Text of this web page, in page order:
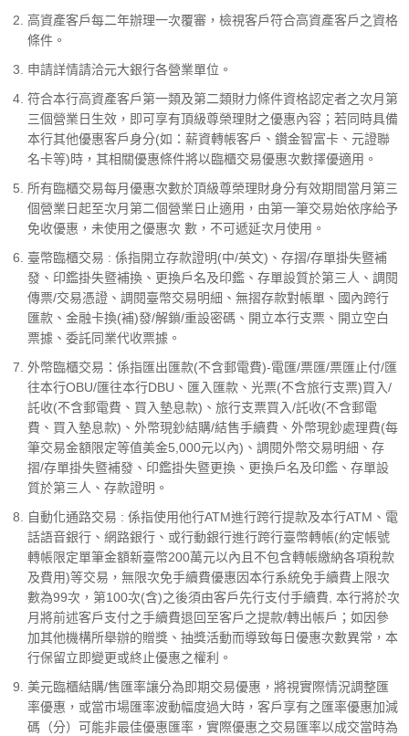
高資產客戶每二年辦理一次覆審，檢視客戶符合高資產客戶之資格
條件。
申請詳情請洽元大銀行各營業單位。
符合本行高資產客戶第一類及第二類財力條件資格認定者之次月第
三個營業日生效，即可享有頂級尊榮理財之優惠內容；若同時具備
本行其他優惠客戶身分(如：薪資轉帳客戶、鑽金智富卡、元證聯
名卡等)時，其相關優惠條件將以臨櫃交易優惠次數擇優適用。
所有臨櫃交易每月優惠次數於頂級尊榮理財身分有效期間當月第三
個營業日起至次月第二個營業日止適用，由第一筆交易始依序給予
免收優惠，未使用之優惠次 數，不可遞延次月使用。
臺幣臨櫃交易 : 係指開立存款證明(中/英文)、存摺/存單掛失暨補
發、印鑑掛失暨補換、更換戶名及印鑑、存單設質於第三人、調閱
傳票/交易憑證、調閱臺幣交易明細、無摺存款對帳單、國內跨行
匯款、金融卡換(補)發/解鎖/重設密碼、開立本行支票、開立空白
票據、委託同業代收票據。
外幣臨櫃交易：係指匯出匯款(不含郵電費)-電匯/票匯/票匯止付/匯
往本行OBU/匯往本行DBU、匯入匯款、光票(不含旅行支票)買入/
託收(不含郵電費、買入墊息款)、旅行支票買入/託收(不含郵電
費、買入墊息款)、外幣現鈔結購/結售手續費、外幣現鈔處理費(每
筆交易金額限定等值美金5,000元以內)、調閱外幣交易明細、存
摺/存單掛失暨補發、印鑑掛失暨更換、更換戶名及印鑑、存單設
質於第三人、存款證明。
自動化通路交易 : 係指使用他行ATM進行跨行提款及本行ATM、電
話語音銀行、網路銀行、或行動銀行進行跨行臺幣轉帳(約定帳號
轉帳限定單筆金額新臺幣200萬元以內且不包含轉帳繳納各項稅款
及費用)等交易，無限次免手續費優惠因本行系統免手續費上限次
數為99次，第100次(含)之後須由客戶先行支付手續費, 本行將於次
月將前述客戶支付之手續費退回至客戶之提款/轉出帳戶；如因參
加其他機構所舉辦的贈獎、抽獎活動而導致每日優惠次數異常，本
行保留立即變更或終止優惠之權利。
美元臨櫃結購/售匯率讓分為即期交易優惠，將視實際情況調整匯
率優惠，或當市場匯率波動幅度過大時，客戶享有之匯率優惠加減
碼（分）可能非最佳優惠匯率，實際優惠之交易匯率以成交當時為